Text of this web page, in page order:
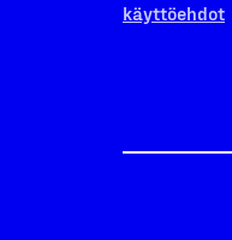
käyttöehdot